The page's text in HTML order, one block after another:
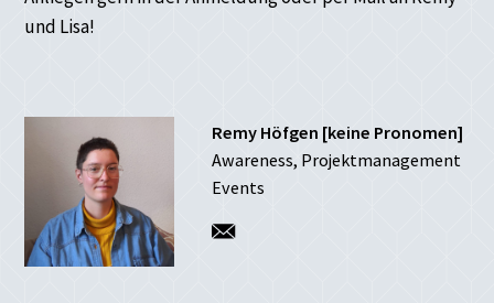
und Lisa!
Remy Höfgen [keine Pronomen]
Awareness, Projektmanagement
Events